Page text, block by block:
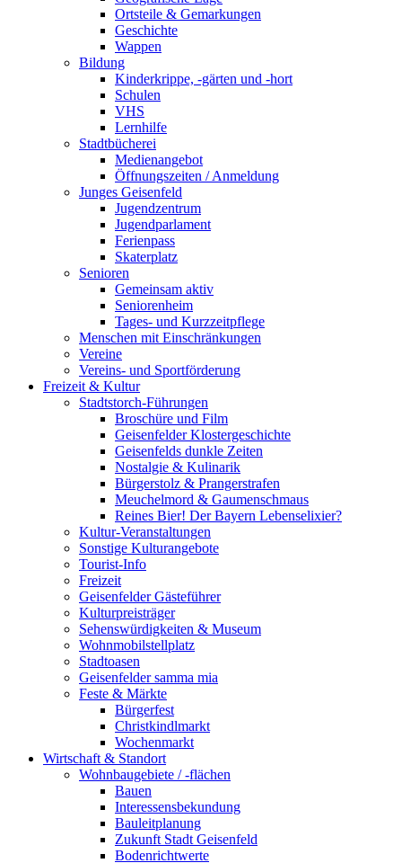
Ortsteile & Gemarkungen
Geschichte
Wappen
Bildung
Kinderkrippe, -gärten und -hort
Schulen
VHS
Lernhilfe
Stadtbücherei
Medienangebot
Öffnungszeiten / Anmeldung
Junges Geisenfeld
Jugendzentrum
Jugendparlament
Ferienpass
Skaterplatz
Senioren
Gemeinsam aktiv
Seniorenheim
Tages- und Kurzzeitpflege
Menschen mit Einschränkungen
Vereine
Vereins- und Sportförderung
Freizeit & Kultur
Stadtstorch-Führungen
Broschüre und Film
Geisenfelder Klostergeschichte
Geisenfelds dunkle Zeiten
Nostalgie & Kulinarik
Bürgerstolz & Prangerstrafen
Meuchelmord & Gaumenschmaus
Reines Bier! Der Bayern Lebenselixier?
Kultur-Veranstaltungen
Sonstige Kulturangebote
Tourist-Info
Freizeit
Geisenfelder Gästeführer
Kulturpreisträger
Sehenswürdigkeiten & Museum
Wohnmobilstellplatz
Stadtoasen
Geisenfelder samma mia
Feste & Märkte
Bürgerfest
Christkindlmarkt
Wochenmarkt
Wirtschaft & Standort
Wohnbaugebiete / -flächen
Bauen
Interessensbekundung
Bauleitplanung
Zukunft Stadt Geisenfeld
Bodenrichtwerte